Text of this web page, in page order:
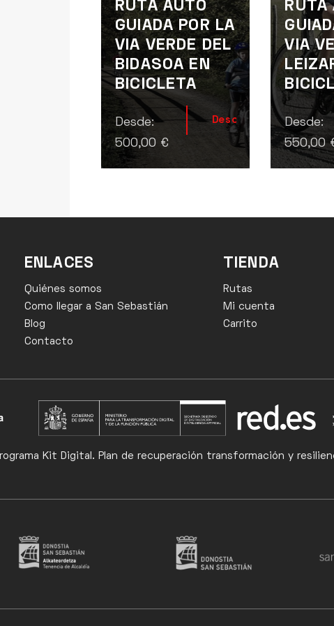
RUTA AUTO
GUIADA POR LA
VIA VERDE DEL
BIDASOA EN
BICICLETA
Desde:
500,00 €
Descúbrela
RUTA
VIA
Desde:
550,00
ENLACES
Quiénes somos
Como llegar a San Sebastián
Blog
Contacto
TIENDA
Rutas
Mi cuenta
Carrito
Kit Digital. Plan de recuperación transformación y